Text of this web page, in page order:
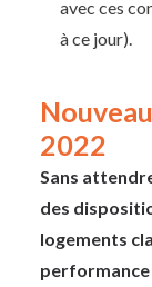
avec ces
à ce jour).
2022
Sans
des
logements
performance